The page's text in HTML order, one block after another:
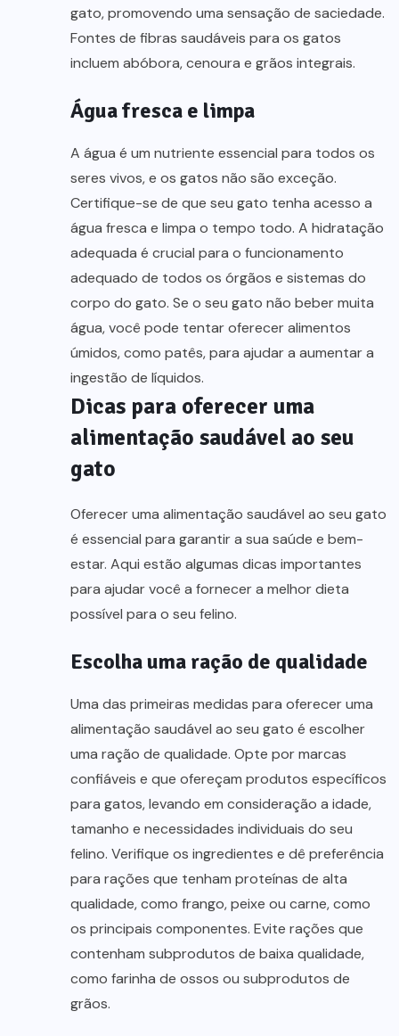
gato, promovendo uma sensação de saciedade.
Fontes de fibras saudáveis para os gatos
incluem abóbora, cenoura e grãos integrais.
Água fresca e limpa
A água é um nutriente essencial para todos os
seres vivos, e os gatos não são exceção.
Certifique-se de que seu gato tenha acesso a
água fresca e limpa o tempo todo. A hidratação
adequada é crucial para o funcionamento
adequado de todos os órgãos e sistemas do
corpo do gato. Se o seu gato não beber muita
água, você pode tentar oferecer alimentos
úmidos, como patês, para ajudar a aumentar a
ingestão de líquidos.
Dicas para oferecer uma
alimentação saudável ao seu
gato
Oferecer uma alimentação saudável ao seu gato
é essencial para garantir a sua saúde e bem-
estar. Aqui estão algumas dicas importantes
para ajudar você a fornecer a melhor dieta
possível para o seu felino.
Escolha uma ração de qualidade
Uma das primeiras medidas para oferecer uma
alimentação saudável ao seu gato é escolher
uma ração de qualidade. Opte por marcas
confiáveis e que ofereçam produtos específicos
para gatos, levando em consideração a idade,
tamanho e necessidades individuais do seu
felino. Verifique os ingredientes e dê preferência
para rações que tenham proteínas de alta
qualidade, como frango, peixe ou carne, como
os principais componentes. Evite rações que
contenham subprodutos de baixa qualidade,
como farinha de ossos ou subprodutos de
grãos.